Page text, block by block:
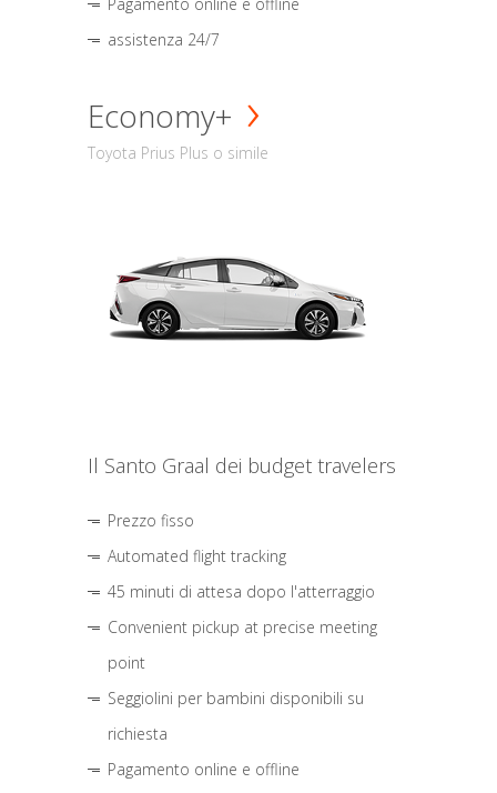
assistenza 24/7
Economy+
Toyota Prius Plus o simile
Il Santo Graal dei budget travelers
Prezzo fisso
Automated flight tracking
45 minuti di attesa dopo l'atterraggio
Convenient pickup at precise meeting
point
Seggiolini per bambini disponibili su
richiesta
Pagamento online e offline